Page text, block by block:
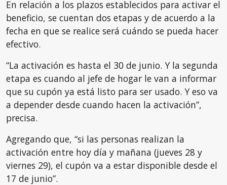
En relación a los plazos establecidos para activar el
beneficio, se cuentan dos etapas y de acuerdo a la
fecha en que se realice será cuándo se pueda hacer
efectivo.
“La activación es hasta el 30 de junio. Y la segunda
etapa es cuando al jefe de hogar le van a informar
que su cupón ya está listo para ser usado. Y eso va
a depender desde cuando hacen la activación”,
precisa.
Agregando que, “si las personas realizan la
activación entre hoy día y mañana (jueves 28 y
viernes 29), el cupón va a estar disponible desde el
17 de junio”.